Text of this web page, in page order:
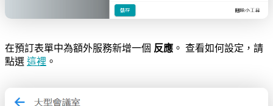
在預訂表單中為額外服務新增一個 反應 。 查看如何設定，請
點選 這裡 。